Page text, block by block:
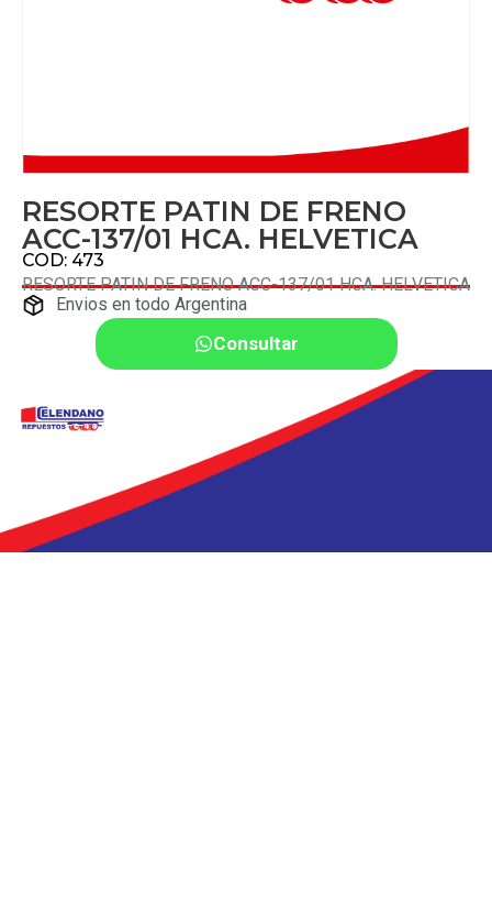
RESORTE PATIN DE FRENO
ACC-137/01 HCA. HELVETICA
COD: 473
RESORTE PATIN DE FRENO ACC-137/01 HCA. HELVETICA
Envios en todo Argentina
Consultar